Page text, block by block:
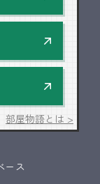
部屋物語とは >
ース